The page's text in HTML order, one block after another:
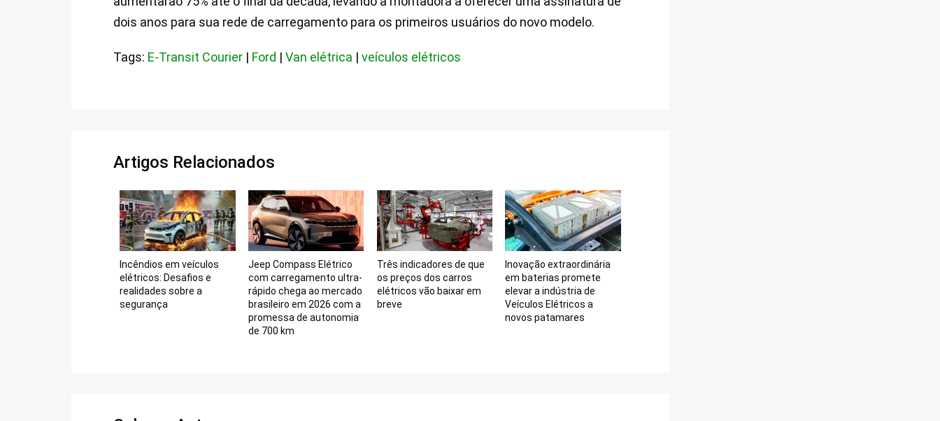
dois anos para sua rede de carregamento para os primeiros usuários do novo modelo.
Tags: E-Transit Courier | Ford | Van elétrica | veículos elétricos
Artigos Relacionados
Incêndios em veículos
elétricos: Desafios e
realidades sobre a
segurança
Jeep Compass Elétrico
com carregamento ultra-
rápido chega ao mercado
brasileiro em 2026 com a
promessa de autonomia
de 700 km
Três indicadores de que
os preços dos carros
elétricos vão baixar em
breve
Inovação extraordinária
em baterias promete
elevar a indústria de
Veículos Elétricos a
novos patamares